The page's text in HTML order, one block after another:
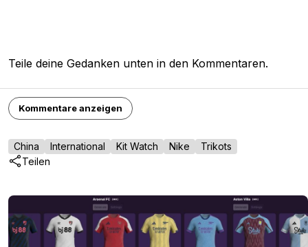
Teile deine Gedanken unten in den Kommentaren.
Kommentare anzeigen
China International Kit Watch Nike
Trikots
Teilen